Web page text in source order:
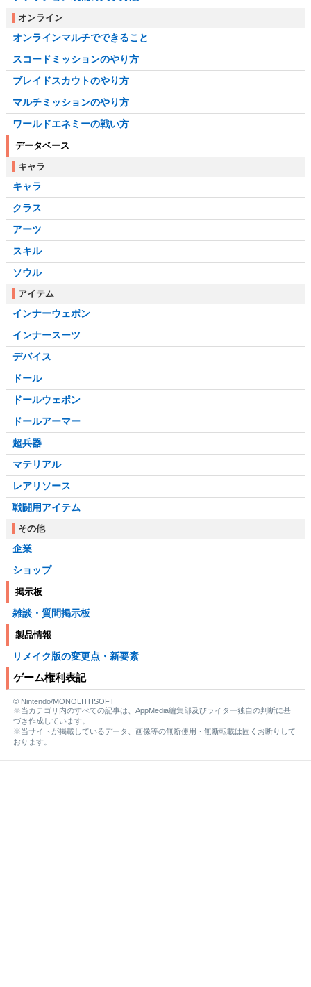
オンライン
オンラインマルチでできること
スコードミッションのやり方
ブレイドスカウトのやり方
マルチミッションのやり方
ワールドエネミーの戦い方
データベース
キャラ
キャラ
クラス
アーツ
スキル
ソウル
アイテム
インナーウェポン
インナースーツ
デバイス
ドール
ドールウェポン
ドールアーマー
超兵器
マテリアル
レアリソース
戦闘用アイテム
その他
企業
ショップ
掲示板
雑談・質問掲示板
製品情報
リメイク版の変更点・新要素
ゲーム権利表記
© Nintendo/MONOLITHSOFT
※当カテゴリ内のすべての記事は、AppMedia編集部及びライター独自の判断に基
づき作成しています。
※当サイトが掲載しているデータ、画像等の無断使用・無断転載は固くお断りして
おります。